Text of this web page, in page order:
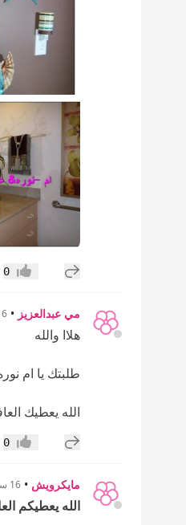
إضافة رد جديد
إعجاب0
مي عبدالعزيز •
16
هلاا والله
طلبتك يا ام
الله يعطيك
إضافة رد جديد
إعجاب0
مايكرويش • 16 سنة
الله يعطيكم